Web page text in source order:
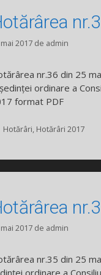
2017 de admin
nr.36 din 25
ordinare a
format PDF
Categorii
Hotărâri, Hotărâri 2017
2017 de admin
nr.35 din 25